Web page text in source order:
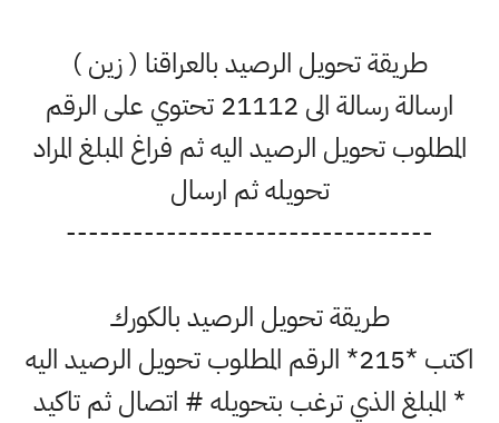
طريقة تحويل الرصيد بالعراقنا ( زين )
ارسالة رسالة الى 21112 تحتوي على الرقم
المطلوب تحويل الرصيد اليه ثم فراغ المبلغ المراد
تحويله ثم ارسال
---------------------------------
طريقة تحويل الرصيد بالكورك
اكتب *215* الرقم المطلوب تحويل الرصيد اليه
* المبلغ الذي ترغب بتحويله # اتصال ثم تاكيد